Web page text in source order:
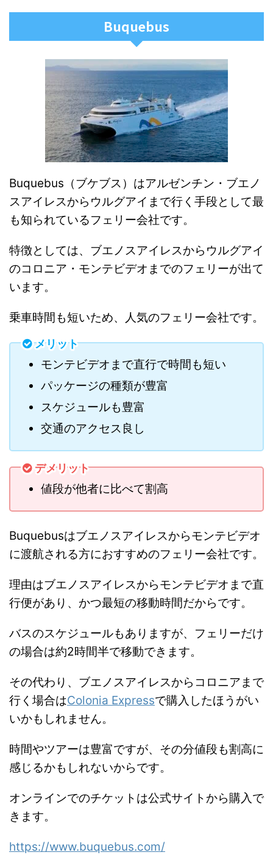
Buquebus
Buquebus（ブケブス）はアルゼンチン・ブエノ
スアイレスからウルグアイまで行く手段として最
も知られているフェリー会社です。
特徴としては、ブエノスアイレスからウルグアイ
のコロニア・モンテビデオまでのフェリーが出て
います。
乗車時間も短いため、人気のフェリー会社です。
メリット
モンテビデオまで直行で時間も短い
パッケージの種類が豊富
スケジュールも豊富
交通のアクセス良し
デメリット
値段が他者に比べて割高
Buquebusはブエノスアイレスからモンテビデオ
に渡航される方におすすめのフェリー会社です。
理由はブエノスアイレスからモンテビデオまで直
行便があり、かつ最短の移動時間だからです。
バスのスケジュールもありますが、フェリーだけ
の場合は約2時間半で移動できます。
その代わり、ブエノスアイレスからコロニアまで
行く場合はColonia Expressで購入したほうがい
いかもしれません。
時間やツアーは豊富ですが、その分値段も割高に
感じるかもしれないからです。
オンラインでのチケットは公式サイトから購入で
きます。
https://www.buquebus.com/